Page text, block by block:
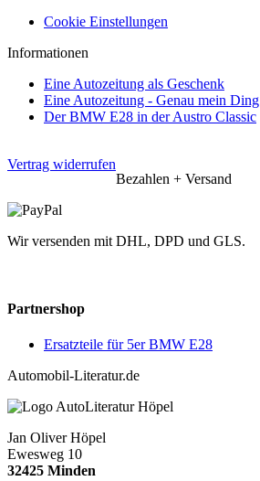
Cookie Einstellungen
Informationen
Eine Autozeitung als Geschenk
Eine Autozeitung - Genau mein Ding
Der BMW E28 in der Austro Classic
Vertrag widerrufen
Bezahlen + Versand
Wir versenden mit DHL, DPD und GLS.
Partnershop
Ersatzteile für 5er BMW E28
Automobil-Literatur.de
Jan Oliver Höpel
Ewesweg 10
32425 Minden